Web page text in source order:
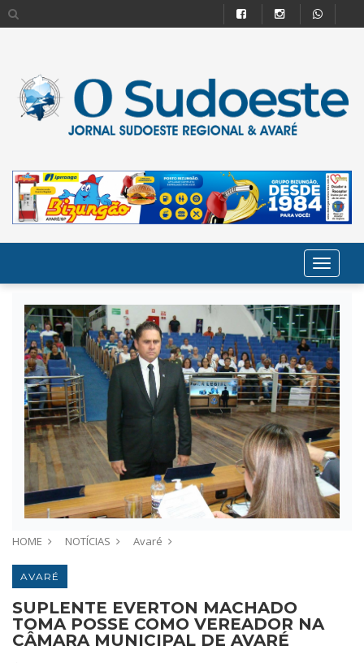
HOME NOTÍCIAS Avaré
AVARÉ
SUPLENTE EVERTON MACHADO
TOMA POSSE COMO VEREADOR NA
CÂMARA MUNICIPAL DE AVARÉ